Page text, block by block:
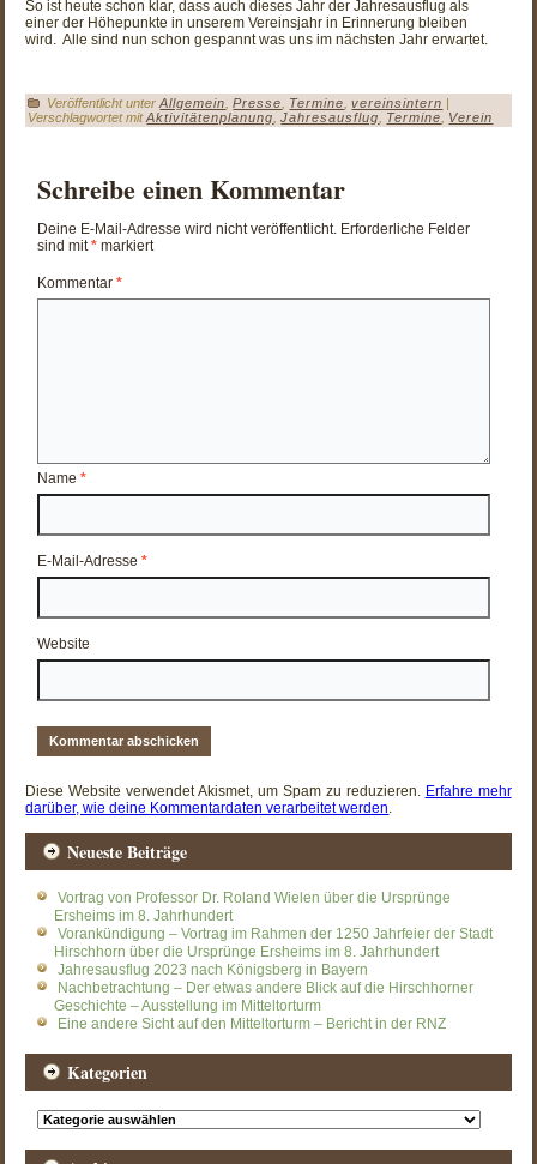
So ist heute schon klar, dass auch dieses Jahr der Jahresausflug als
einer der Höhepunkte in unserem Vereinsjahr in Erinnerung bleiben
wird. Alle sind nun schon gespannt was uns im nächsten Jahr erwartet.
Veröffentlicht unter Allgemein ,Presse Termine ,vereinsintern |
Verschlagwortet mit Aktivitätenplanung ,Jahresausflug Termine Verein
Schreibe einen Kommentar
Deine E-Mail-Adresse wird nicht veröffentlicht. Erforderliche Felder
sind mit* markiert
Kommentar*
Name*
E-Mail-Adresse*
Website
Diese Website verwendet Akismet, um Spam zu reduzieren. Erfahre mehr
darüber, wie deine Kommentardaten verarbeitet werden
Neueste Beiträge
Vortrag von Professor Dr. Roland Wielen über die Ursprünge
Ersheims im 8. Jahrhundert
Vorankündigung – Vortrag im Rahmen der 1250 Jahrfeier der Stadt
Hirschhorn über die Ursprünge Ersheims im 8. Jahrhundert
Jahresausflug 2023 nach Königsberg in Bayern
Nachbetrachtung – Der etwas andere Blick auf die Hirschhorner
Geschichte – Ausstellung im Mitteltorturm
Eine andere Sicht auf den Mitteltorturm – Bericht in der RNZ
Kategorien
Kategorien